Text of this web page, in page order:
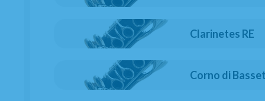
Clarinetes RE
Corno di